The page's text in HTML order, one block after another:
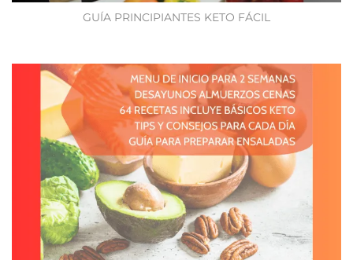
GUÍA PRINCIPIANTES KETO FÁCIL